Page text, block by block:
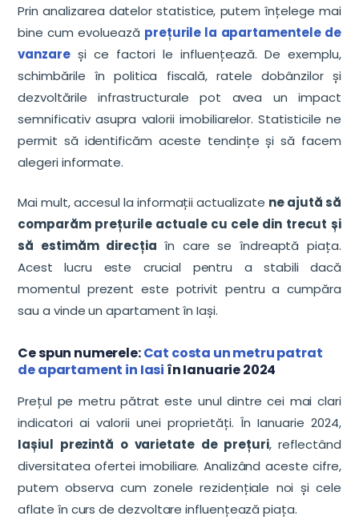
Prin analizarea datelor statistice, putem înțelege mai
bine cum evoluează prețurile la apartamentele de
vanzareși ce factori le influențează. De exemplu,
schimbările în politica fiscală, ratele dobânzilor și
dezvoltările infrastructurale pot avea un impact
semnificativ asupra valorii imobiliarelor. Statisticile ne
permit să identificăm aceste tendințe și să facem
alegeri informate.
Mai mult, accesul la informații actualizate ne ajută să
comparăm prețurile actuale cu cele din trecut și
să estimăm direcția în care se îndreaptă piața.
Acest lucru este crucial pentru a stabili dacă
momentul prezent este potrivit pentru a cumpăra
sau a vinde un apartament în Iași.
Ce spun numerele:Cat costa un metru patrat
de apartament in Iasi în Ianuarie 2024
Prețul pe metru pătrat este unul dintre cei mai clari
indicatori ai valorii unei proprietăți. În Ianuarie 2024,
Iașiul prezintă o varietate de prețuri, reflectând
diversitatea ofertei imobiliare. Analizând aceste cifre,
putem observa cum zonele rezidențiale noi și cele
aflate în curs de dezvoltare influențează piața.